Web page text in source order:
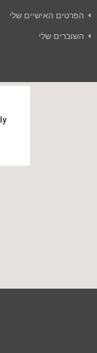
הפרטים האישיים שלי
השוברים שלי